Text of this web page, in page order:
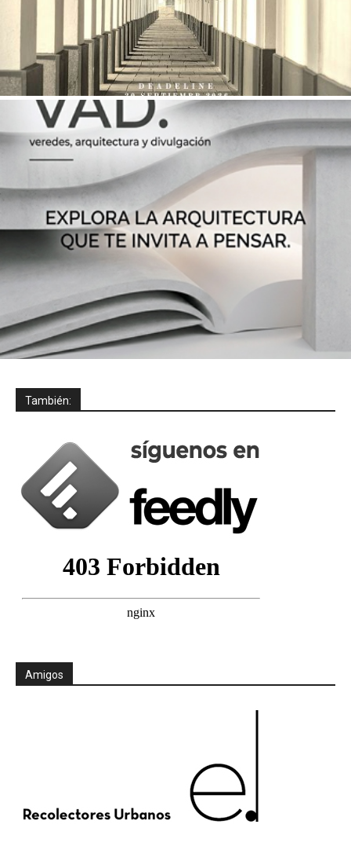
También:
Amigos